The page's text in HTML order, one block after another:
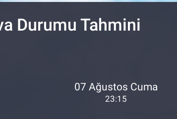
Durumu Tahmini
07 Ağustos Cuma
23:15